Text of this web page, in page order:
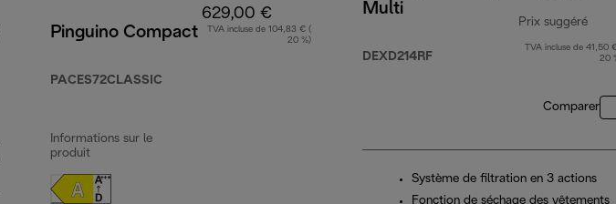
Pinguino Compact
PACES72CLASSIC
629,00 €
TVA incluse de 104,83 € (
20 %)
Informations sur le
produit
Multi
DEXD214RF
Prix suggéré
prix
TVA incluse de 41,50
20
Comparer
Système de filtration en 3 actions
Fonction de séchage des vêtements